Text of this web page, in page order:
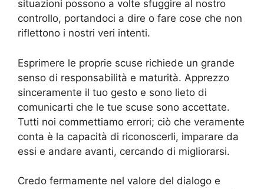
situazioni possono a volte sfuggire al nostro
controllo, portandoci a dire o fare cose che non
riflettono i nostri veri intenti.
Esprimere le proprie scuse richiede un grande
senso di responsabilità e maturità. Apprezzo
sinceramente il tuo gesto e sono lieto di
comunicarti che le tue scuse sono accettate.
Tutti noi commettiamo errori; ciò che veramente
conta è la capacità di riconoscerli, imparare da
essi e andare avanti, cercando di migliorarsi.
Credo fermamente nel valore del dialogo e